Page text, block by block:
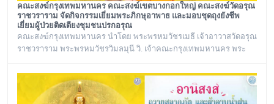
คณะสงฆ์กรุงเทพมหานคร คณะสงฆ์เขตบางกอกใหญ่ คณะสงฆ์วัดอรุณ
ราชวราราม จัดกิจกรรมเยี่ยมพระภิกษุอาพาธ และมอบชุดถุงยังชีพ
เยี่ยมผู้ป่วยติดเตียงชุมชนปรกอรุณ
คณะสงฆ์กรุงเทพมหานคร นำโดย พระพรหมวัชรเมธี เจ้าอาวาสวัดอรุณ
ราชวราราม พระพรหมวัชรวิมลมุนี วิ. เจ้าคณะกรุงเทพมหานคร พระ
และ พระราชวชิรรัตนาภรณ์ ดร. (ชุมพร นิติสาโร) เจ้าคณะแขวงวัด
อรุณ, รองวัดอรุณราชวราราม นายเกียรติวิสุทธิ์ เพ็ชรหมื่นไวย ผู้อำนวย
การเขตบางกอกใหญ่ จัดโครงการเยี่ยมพระภิกษุอาพาธในเขต